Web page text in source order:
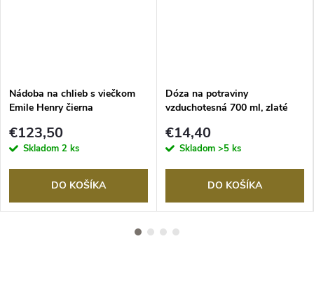
Nádoba na chlieb s viečkom
Emile Henry čierna
€123,50
Skladom 2 ks
DO KOŠÍKA
Dóza na potraviny
vzduchotesná 700 ml, zlaté
€14,40
Skladom >5 ks
DO KOŠÍKA